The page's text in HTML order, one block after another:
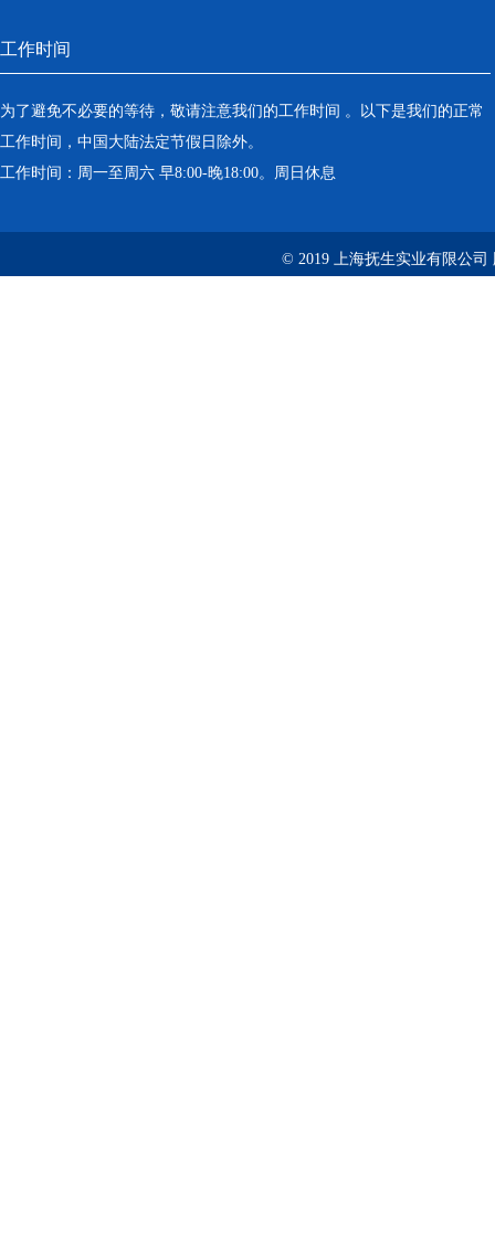
工作时间
为了避免不必要的等待，敬请注意我们的工作时间 。以下是我们的正常
工作时间，中国大陆法定节假日除外。
工作时间：周一至周六 早8:00-晚18:00。周日休息
© 2019 上海抚生实业有限公司